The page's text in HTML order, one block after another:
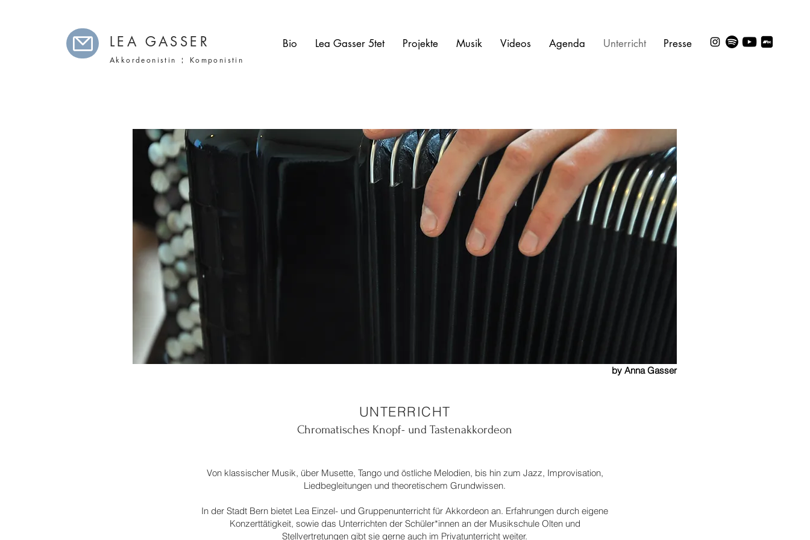
LEA GASSER Bio Lea Gasser 5tet Projekte Musik Videos Agenda Unterricht Presse
Akkordeonistin ¦ Komponistin
by Anna Gasser
UNTERRICHT
Chromatisches Knopf- und Tastenakkordeon
Von klassischer Musik, über Musette, Tango und östliche Melodien, bis hin zum Jazz, Improvisation,
Liedbegleitungen und theoretischem Grundwissen.
In der Stadt Bern bietet Lea Einzel- und Gruppenunterricht für Akkordeon an. Erfahrungen durch eigene
Konzerttätigkeit, sowie das Unterrichten der Schüler*innen an der Musikschule Olten und
Stellvertretungen gibt sie gerne auch im Privatunterricht weiter.